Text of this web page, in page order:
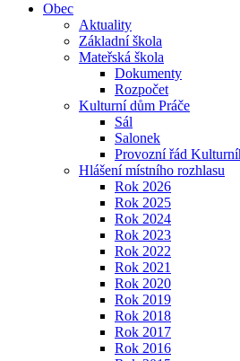
Obec
Aktuality
Základní škola
Mateřská škola
Dokumenty
Rozpočet
Kulturní dům Práče
Sál
Salonek
Provozní řád
Hlášení místního rozhlasu
Rok 2026
Rok 2025
Rok 2024
Rok 2023
Rok 2022
Rok 2021
Rok 2020
Rok 2019
Rok 2018
Rok 2017
Rok 2016